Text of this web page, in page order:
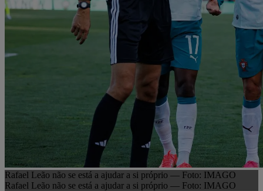
Rafael Leão não se está a ajudar a si próprio — Foto: IMAGO
Rafael Leão não se está a ajudar a si próprio — Foto: IMAGO